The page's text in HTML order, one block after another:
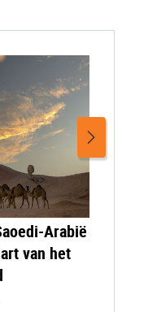
Arabië
van het